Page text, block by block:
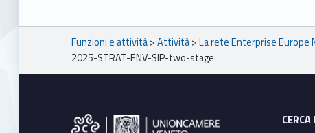
Breadcrumbs navigation
Funzioni e attività>Attività>La rete Enterprise Europe
2025-STRAT-ENV-SIP-two-stage
Footer sidebar